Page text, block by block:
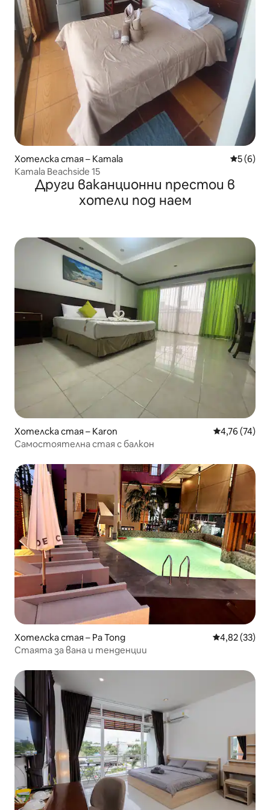
Хотелска стая – Kamala Средна
5 (6)
Kamala Beachside 15
Други ваканционни престои в
хотели под наем
Хотелска стая – Karon Средна
4,76 (74)
Самостоятелна стая с балкон
Хотелска стая – Pa Tong Средна
4,82 (33)
Стаята за вана и тенденции